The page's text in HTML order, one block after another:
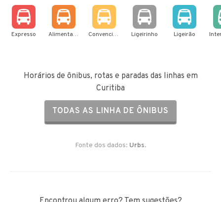
Expresso Alimentador Convencional Ligeirinho Ligeirão
Horários de ônibus, rotas e paradas das linhas em
Curitiba
TODAS AS LINHA DE ÔNIBUS
Fonte dos dados: Urbs.